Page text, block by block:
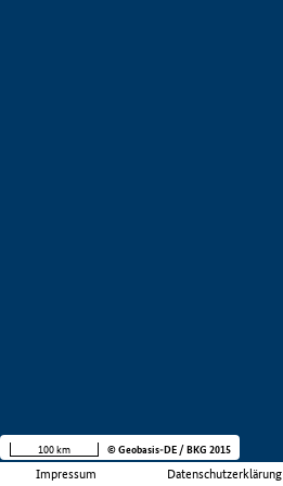
Impressum Datenschutzerklärung
100 km © Geobasis-DE / BKG 2015